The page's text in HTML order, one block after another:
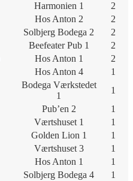
Harmonien 1
2
Hos Anton 2
2
Solbjerg Bodega 2
2
Beefeater Pub 1
2
Hos Anton 1
2
Hos Anton 4
1
Bodega Værkstedet
1
1
Pub’en 2
1
Værtshuset 1
1
Golden Lion 1
1
Værtshuset 3
1
Hos Anton 1
1
Solbjerg Bodega 4
1